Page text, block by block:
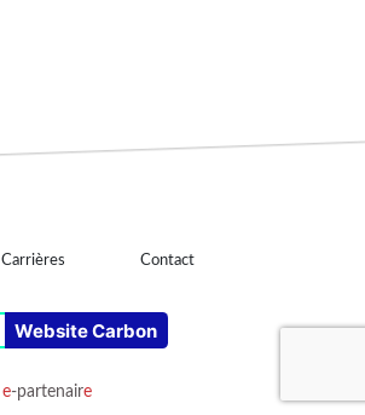
Carrières Contact
Website Carbon
e-partenaire